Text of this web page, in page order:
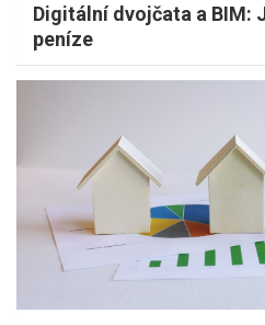
Digitální dvojčata a BIM:
peníze